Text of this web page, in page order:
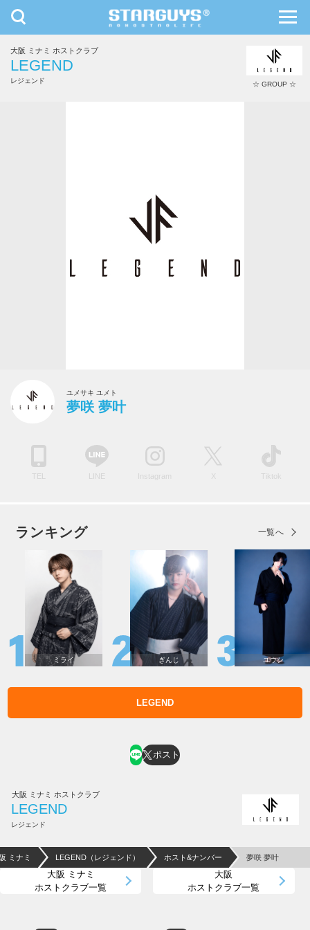
九州・沖縄 北海道・東北
toggle
navigation
大阪 ミナミ ホストクラブ
LEGEND
レジェンド ☆ GROUP ☆
ユメサキ ユメト
夢咲 夢叶
Instagram X Tiktok
ランキング 一覧へ
ミライ ぎんじ ユウシ
LEGEND
ポスト
大阪 ミナミ ホストクラブ
LEGEND
レジェンド
ミナミ LEGEND（レジェンド） ホスト&ナンバー 夢咲 夢叶
大阪 ミナミ
ホストクラブ一覧
大阪
ホストクラブ一覧